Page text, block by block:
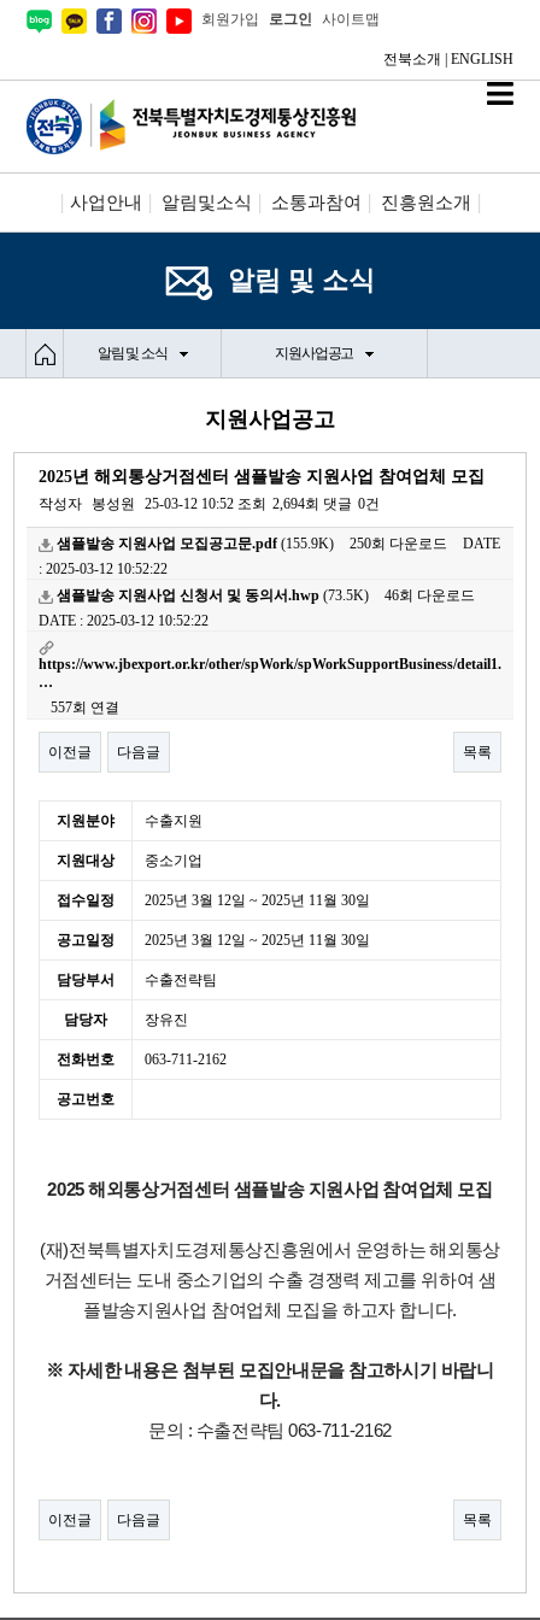
회원가입 로그인 사이트맵
전북소개 ENGLISH
사업안내 알림및소식 소통과참여 진흥원소개
알림 및 소식
알림 및 소식 지원사업공고
지원사업공고
2025년 해외통상거점센터 샘플발송 지원사업 참여업체 모집
작성자 봉성원 25-03-12 10:52 조회 2,694회 댓글 0건
샘플발송 지원사업 모집공고문.pdf(155.9K) 250회 다운로드
DATE
: 2025-03-12 10:52:22
샘플발송 지원사업 신청서 및 동의서.hwp (73.5K)
46회 다운로드
DATE : 2025-03-12 10:52:22
https://www.jbexport.or.kr/other/spWork/spWorkSupportBusiness/detail1.
…
557회 연결
이전글 다음글 목록
본문
지원분야 수출지원
지원대상 중소기업
접수일정 2025년 3월 12일 ~ 2025년 11월 30일
공고일정 2025년 3월 12일 ~ 2025년 11월 30일
담당부서 수출전략팀
담당자 장유진
전화번호 063-711-2162
공고번호
2025 해외통상거점센터 샘플발송 지원사업 참여업체 모집
(재)전북특별자치도경제통상진흥원에서 운영하는 해외통상
거점센터는 도내 중소기업의 수출 경쟁력 제고를 위하여 샘
플발송지원사업 참여업체 모집을 하고자 합니다.
※ 자세한 내용은 첨부된 모집안내문을 참고하시기 바랍니
다.
문의 : 수출전략팀 063-711-2162
이전글 다음글 목록